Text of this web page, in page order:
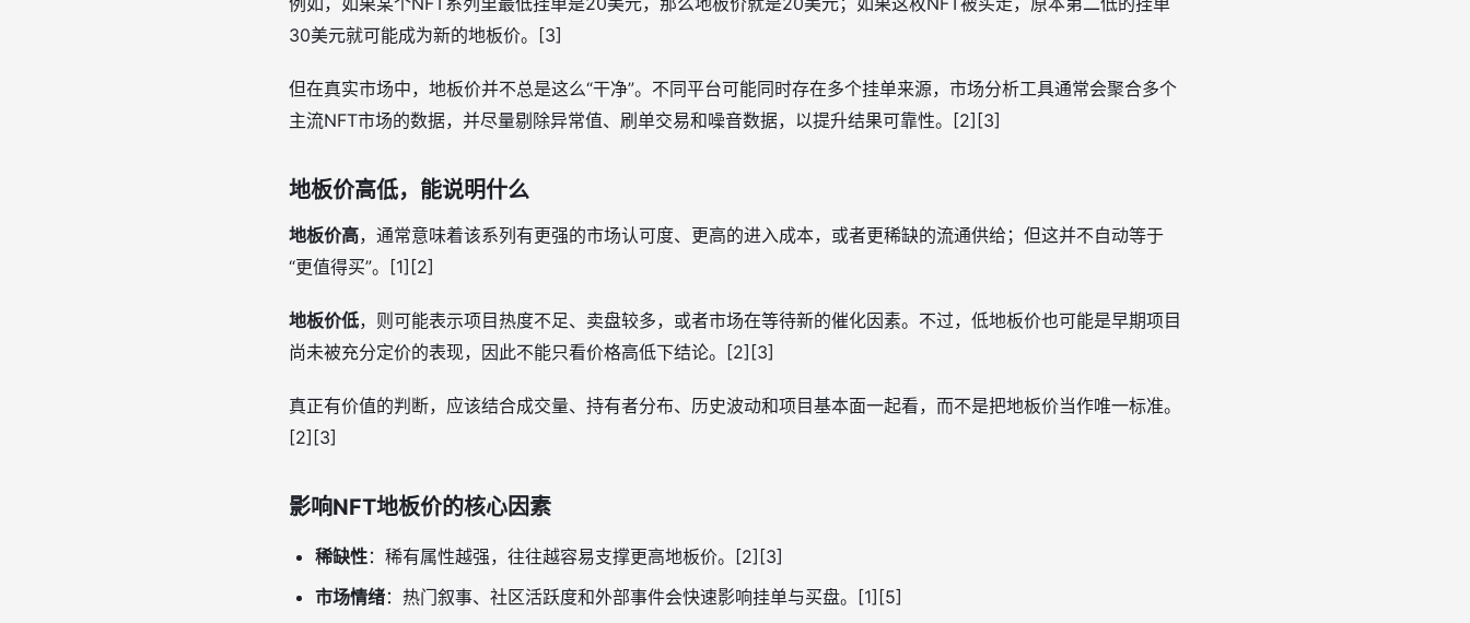
30美元就可能成为新的地板价。[3]
但在真实市场中，地板价并不总是这么“干净”。不同平台可能同时存在多个挂单来源，市场分析工具通常会聚合多个
主流NFT市场的数据，并尽量剔除异常值、刷单交易和噪音数据，以提升结果可靠性。[2][3]
地板价高低，能说明什么
地板价高，通常意味着该系列有更强的市场认可度、更高的进入成本，或者更稀缺的流通供给；但这并不自动等于
“更值得买”。[1][2]
地板价低，则可能表示项目热度不足、卖盘较多，或者市场在等待新的催化因素。不过，低地板价也可能是早期项目
尚未被充分定价的表现，因此不能只看价格高低下结论。[2][3]
真正有价值的判断，应该结合成交量、持有者分布、历史波动和项目基本面一起看，而不是把地板价当作唯一标准。
[2][3]
影响NFT地板价的核心因素
稀缺性：稀有属性越强，往往越容易支撑更高地板价。[2][3]
市场情绪：热门叙事、社区活跃度和外部事件会快速影响挂单与买盘。[1][5]